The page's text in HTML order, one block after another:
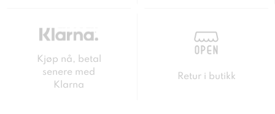
Kjøp nå, betal
senere med
Klarna
Retur i butikk